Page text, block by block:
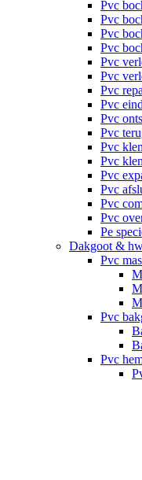
Pvc
Pvc
Pvc
Pvc
Pvc
Pvc
Pvc
Pvc
Pvc
Pvc
Pvc
Pvc
Pvc
Pvc
Pvc
Pvc
Pe
Dakgoot &
Pvc
Pvc
Pvc